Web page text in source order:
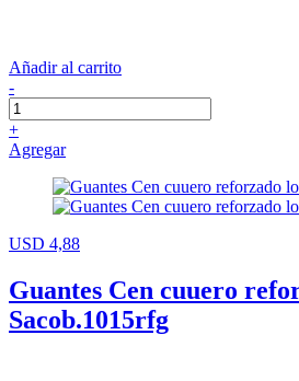
Añadir al carrito
-
+
Agregar
USD 4,88
Guantes Cen cuuero
Sacob.1015rfg